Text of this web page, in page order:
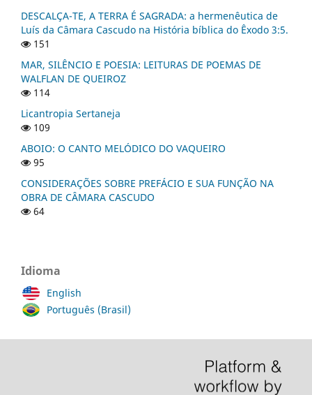
DESCALÇA-TE, A TERRA É SAGRADA: a hermenêutica de
Luís da Câmara Cascudo na História bíblica do Êxodo 3:5.
151
MAR, SILÊNCIO E POESIA: LEITURAS DE POEMAS DE
WALFLAN DE QUEIROZ
114
Licantropia Sertaneja
109
ABOIO: O CANTO MELÓDICO DO VAQUEIRO
95
CONSIDERAÇÕES SOBRE PREFÁCIO E SUA FUNÇÃO NA
OBRA DE CÂMARA CASCUDO
64
Idioma
English
Português (Brasil)